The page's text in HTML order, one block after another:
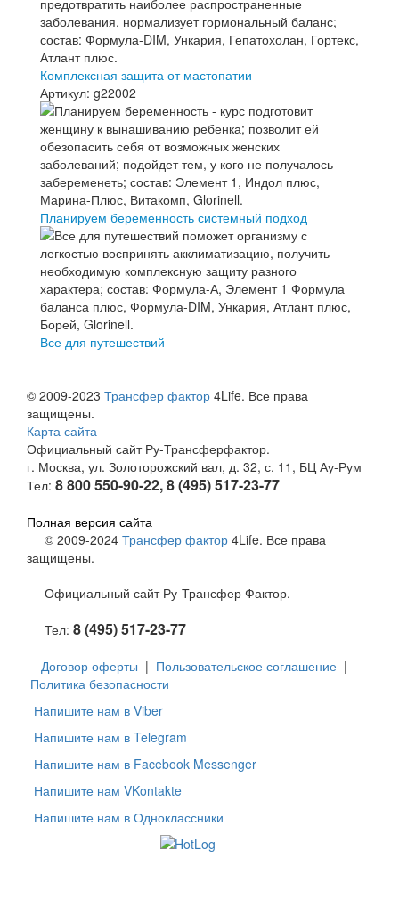
Комплексная защита от мастопатии
Артикул: g22002
Планируем беременность системный подход
Все для путешествий
© 2009-2023 Трансфер фактор 4Life. Все права
защищены.
Карта сайта
Официальный сайт Ру-Трансферфактор.
г. Москва, ул. Золоторожский вал, д. 32, с. 11, БЦ Ау-Рум
Тел: 8 800 550-90-22, 8 (495) 517-23-77
Полная версия сайта
© 2009-2024 Трансфер фактор 4Life. Все права
защищены.
Официальный сайт Ру-Трансфер Фактор.
Тел: 8 (495) 517-23-77
Договор оферты | Пользовательское соглашение |
Политика безопасности
Напишите нам в Viber
Напишите нам в Telegram
Напишите нам в Facebook Messenger
Напишите нам VKontakte
Напишите нам в Одноклассники